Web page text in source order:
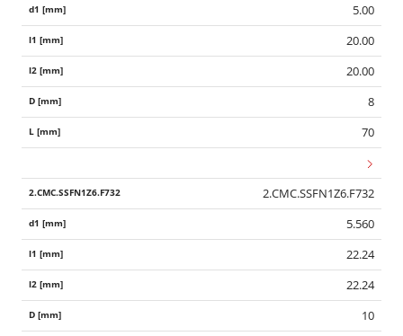
5.00
20.00
20.00
8
70
2.CMC.SSFN1Z6.F732
5.560
22.24
22.24
10